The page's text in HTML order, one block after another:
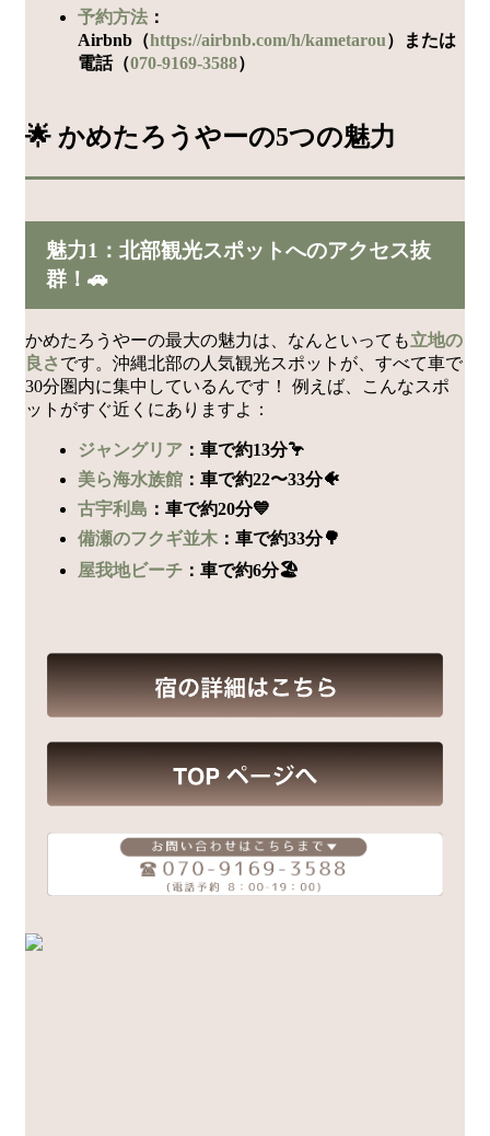
予約方法 ：
Airbnb（https://airbnb.com/h/kametarou）または
電話（070-9169-3588）
🌟 かめたろうやーの5つの魅力
魅力1：北部観光スポットへのアクセス抜
群！🚗
かめたろうやーの最大の魅力は、なんといっても立地の
良さです。沖縄北部の人気観光スポットが、すべて車で
30分圏内に集中しているんです！ 例えば、こんなスポ
ットがすぐ近くにありますよ：
ジャングリア ：車で約13分🦩
美ら海水族館 ：車で約22〜33分🐠
古宇利島 ：車で約20分💙
備瀬のフクギ並木 ：車で約33分🌳
屋我地ビーチ ：車で約6分🏖️